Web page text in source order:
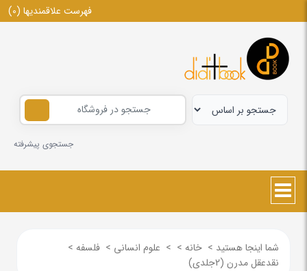
فهرست علاقمندیها (0)
جستجوی پیشرفته
شما اینجا هستید > خانه >
> علوم انسانی > فلسفه >
نقدعقل مدرن (2جلدی)